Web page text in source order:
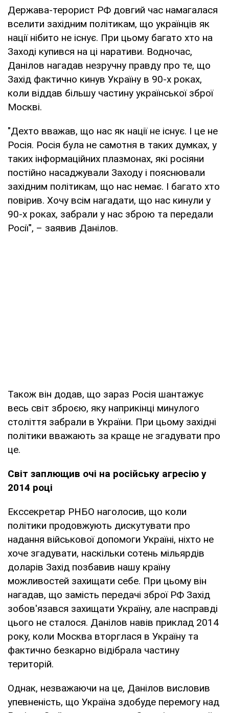
Держава-терорист РФ довгий час намагалася
вселити західним політикам, що українців як
нації нібито не існує. При цьому багато хто на
Заході купився на ці наративи. Водночас,
Данілов нагадав незручну правду про те, що
Захід фактично кинув Україну в 90-х роках,
коли віддав більшу частину української зброї
Москві.
"Дехто вважав, що нас як нації не існує. І це не
Росія. Росія була не самотня в таких думках, у
таких інформаційних плазмонах, які росіяни
постійно насаджували Заходу і пояснювали
західним політикам, що нас немає. І багато хто
повірив. Хочу всім нагадати, що нас кинули у
90-х роках, забрали у нас зброю та передали
Росії", – заявив Данілов.
Також він додав, що зараз Росія шантажує
весь світ зброєю, яку наприкінці минулого
століття забрали в України. При цьому західні
політики вважають за краще не згадувати про
це.
Світ заплющив очі на російську агресію у
2014 році
Екссекретар РНБО наголосив, що коли
політики продовжують дискутувати про
надання військової допомоги Україні, ніхто не
хоче згадувати, наскільки сотень мільярдів
доларів Захід позбавив нашу країну
можливостей захищати себе. При цьому він
нагадав, що замість передачі зброї РФ Захід
зобов'язався захищати Україну, але насправді
цього не сталося. Данілов навів приклад 2014
року, коли Москва вторглася в Україну та
фактично безкарно відібрала частину
територій.
Однак, незважаючи на це, Данілов висловив
упевненість, що Україна здобуде перемогу над